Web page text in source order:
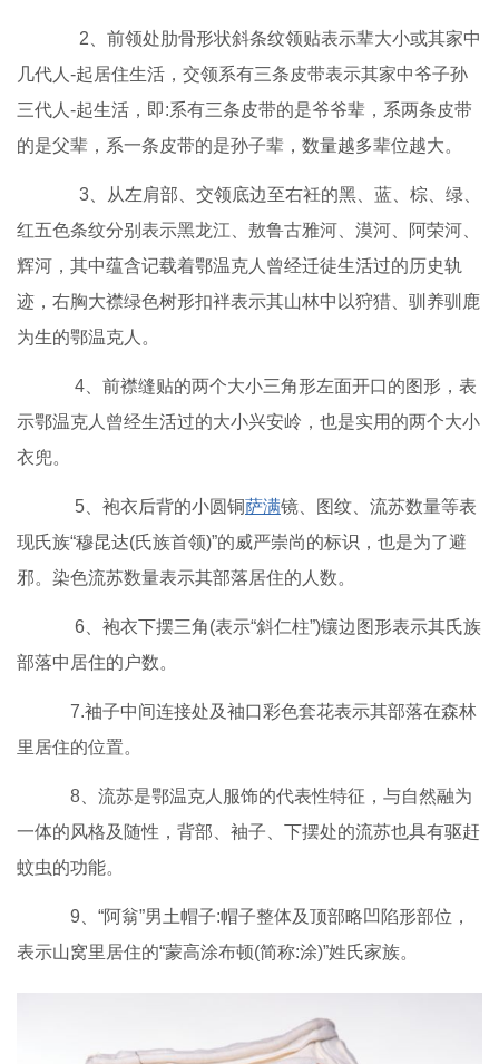
2、前领处肋骨形状斜条纹领贴表示辈大小或其家中
几代人-起居住生活，交领系有三条皮带表示其家中爷子孙
三代人-起生活，即:系有三条皮带的是爷爷辈，系两条皮带
的是父辈，系一条皮带的是孙子辈，数量越多辈位越大。
3、从左肩部、交领底边至右衽的黑、蓝、棕、绿、
红五色条纹分别表示黑龙江、敖鲁古雅河、漠河、阿荣河、
辉河，其中蕴含记载着鄂温克人曾经迁徒生活过的历史轨
迹，右胸大襟绿色树形扣袢表示其山林中以狩猎、驯养驯鹿
为生的鄂温克人。
4、前襟缝贴的两个大小三角形左面开口的图形，表
示鄂温克人曾经生活过的大小兴安岭，也是实用的两个大小
衣兜。
5、袍衣后背的小圆铜萨满镜、图纹、流苏数量等表
现氏族“穆昆达(氏族首领)”的威严崇尚的标识，也是为了避
邪。染色流苏数量表示其部落居住的人数。
6、袍衣下摆三角(表示“斜仁柱”)镶边图形表示其氏族
部落中居住的户数。
7.袖子中间连接处及袖口彩色套花表示其部落在森林
里居住的位置。
8、流苏是鄂温克人服饰的代表性特征，与自然融为
一体的风格及随性，背部、袖子、下摆处的流苏也具有驱赶
蚊虫的功能。
9、“阿翁”男土帽子:帽子整体及顶部略凹陷形部位，
表示山窝里居住的“蒙高涂布顿(简称:涂)”姓氏家族。